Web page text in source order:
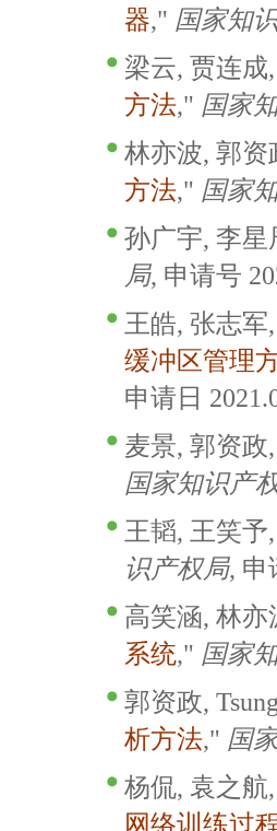
器," 国家知
梁云, 贾连成
方法," 国家
林亦波, 郭资
方法," 国家
孙广宇, 李星
局, 申请号
王皓, 张志军
缓冲区管理
申请日
麦景, 郭资政
国家知识产
王韬, 王笑予
识产权局, 申
高笑涵, 林亦
系统," 国家
郭资政,
析方法," 国
杨侃, 袁之航
网络训练过